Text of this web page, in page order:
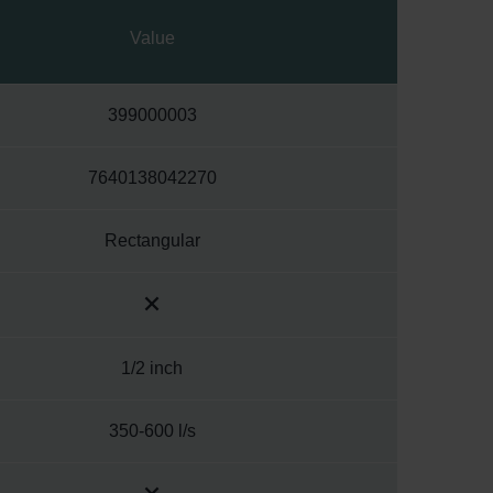
Value
399000003
7640138042270
Rectangular
1/2 inch
350-600 l/s